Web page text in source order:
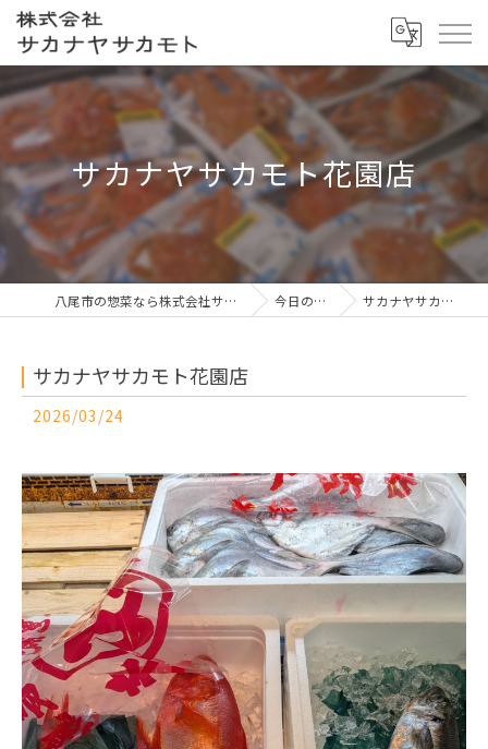
サカナヤサカモト花園店
八尾市の惣菜なら株式会社サカナヤサカモト 今日の一押し サカナヤサカモト花園店
サカナヤサカモト花園店
2026/03/24